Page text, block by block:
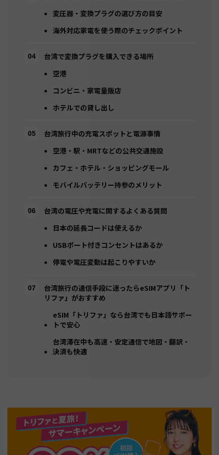
変圧器・変換プラグの選び方の目安
海外対応家電を使う際のチェックポイント
台湾で変換プラグを購入できる場所
空港
コンビニ・家電量販店
ホテルでの貸し出し
台湾旅行中の充電スポットと電源事情
空港・駅・MRTなどの公共交通施設
カフェ・ホテル・ショッピングモール
モバイルバッテリー持参のメリット
台湾の電圧や充電に関するよくある質問
日本の延長コードは使えるか
USBポート付きコンセントはあるか
停電や電圧変動は起こりやすいか
台湾旅行の通信手段に迷ったらeSIMアプリ「ト
リファ」がおすすめ
eSIM「トリファ」なら台湾でも日本語サポー
トで安心
台湾滞在中も高速・安定通信で地図・翻訳・
決済も快適